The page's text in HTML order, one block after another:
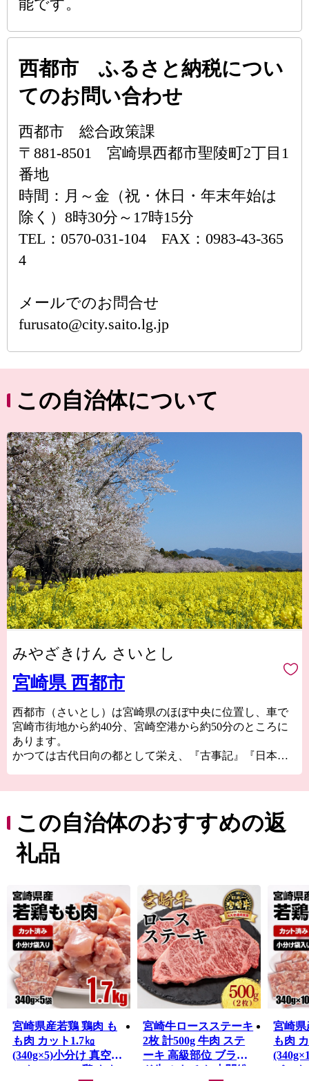
能です。
西都市 ふるさと納税につい
てのお問い合わせ
西都市 総合政策課
〒881-8501 宮崎県西都市聖陵町2丁目1
番地
時間：月～金（祝・休日・年末年始は
除く）8時30分～17時15分
TEL：0570-031-104 FAX：0983-43-365
4
メールでのお問合せ
furusato@city.saito.lg.jp
この自治体について
みやざきけん さいとし
宮崎県 西都市
西都市（さいとし）は宮崎県のほぼ中央に位置し、車で
宮崎市街地から約40分、宮崎空港から約50分のところに
あります。
かつては古代日向の都として栄え、『古事記』『日本書
ローマ法王に謁見した伊東マンショが誕生した国の史跡
「都於郡（とのこおり）城跡」があるなど歴史ロマンあ
ふれるまちです。
西都原台地には、春は桜・菜の花、夏はひまわり、秋は
が訪れる県内でも有数の観光地です。また、野球やサッ
カーをはじめとした多くのプロ・アマチュアチームのス
ポーツキャンプ地としても知られています。
温暖な気候と豊かな大地から生み出される農畜産物は、
全国でも高く評価されています。
この自治体のおすすめの返
礼品
宮崎県産若鶏 鶏肉 も
も肉 カット1.7㎏
(340g×5)小分け 真空パ
ック＜65-2a＞鶏 もも
宮崎牛ロースステーキ
2枚 計500g 牛肉 ステ
ーキ 高級部位 ブラン
ド牛 ミヤチク 内閣総
宮崎県
も肉
パッ